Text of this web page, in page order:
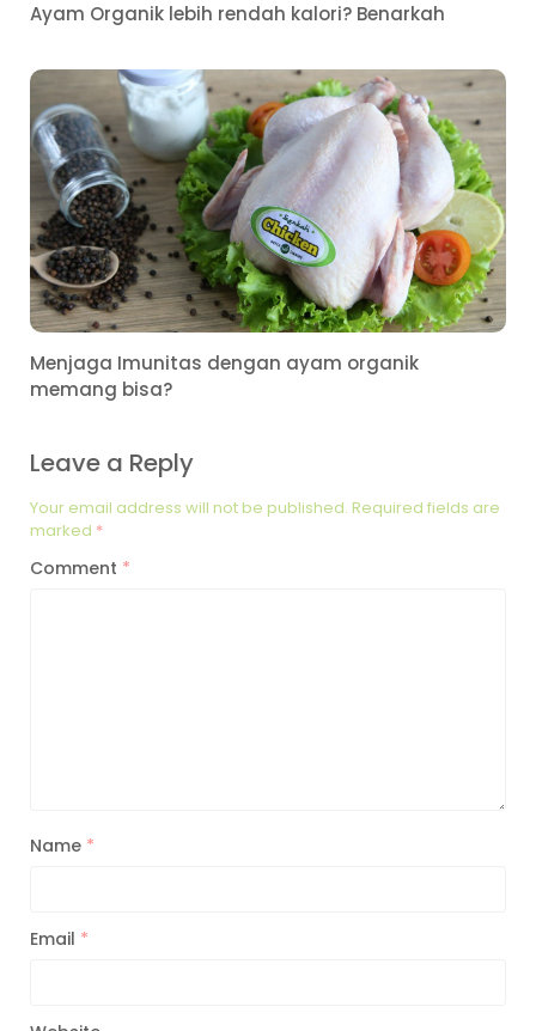
Ayam Organik lebih rendah kalori? Benarkah
Menjaga Imunitas dengan ayam organik
memang bisa?
Leave a Reply
Your email address will not be published. Required fields are
marked *
Comment *
Name *
Email *